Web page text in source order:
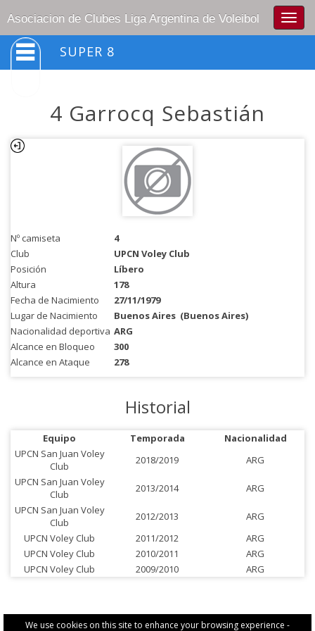
We use cookies on this site to enhance your browsing experience -
Asociacion de Clubes Liga Argentina de Voleibol
SUPER 8
4 Garrocq Sebastián
Nº camiseta
4
Club
UPCN Voley Club
Posición
Líbero
Altura
178
Fecha de Nacimiento
27/11/1979
Lugar de Nacimiento
Buenos Aires (Buenos Aires)
Nacionalidad deportiva ARG
Alcance en Bloqueo
300
Alcance en Ataque
278
Historial
Equipo Temporada
Nacionalidad
UPCN San Juan Voley
Club
2018/2019
ARG
UPCN San Juan Voley
Club
2013/2014
ARG
UPCN San Juan Voley
Club
2012/2013
ARG
UPCN Voley Club
2011/2012
ARG
UPCN Voley Club
2010/2011
ARG
UPCN Voley Club
2009/2010 ARG